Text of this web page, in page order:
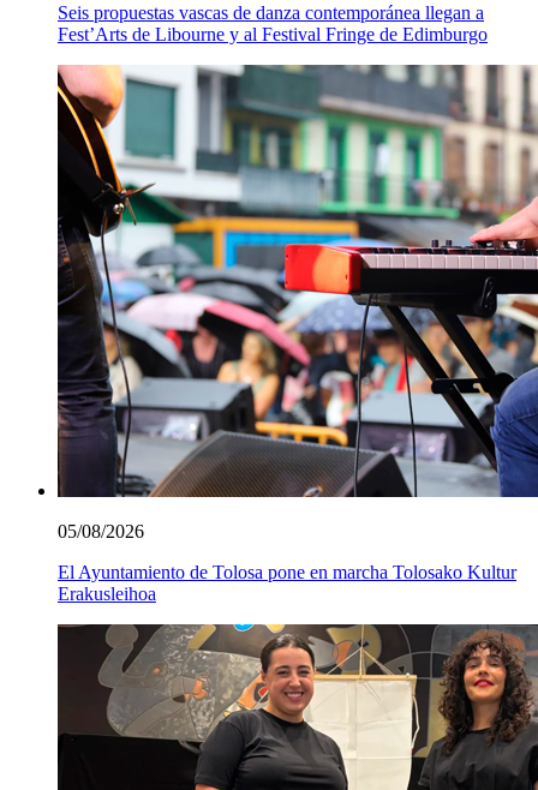
Seis propuestas vascas de danza contemporánea llegan a
Fest’Arts de Libourne y al Festival Fringe de Edimburgo
05/08/2026
El Ayuntamiento de Tolosa pone en marcha Tolosako Kultur
Erakusleihoa